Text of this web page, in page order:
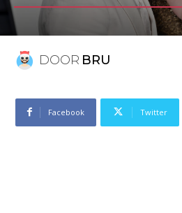
DOOR BRU
Facebook Twitter